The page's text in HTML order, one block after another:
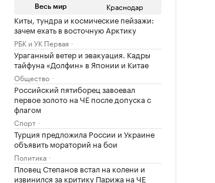
Весь мир Краснодар
Киты, тундра и космические пейзажи:
зачем ехать в восточную Арктику
РБК и УК Первая
Ураганный ветер и эвакуация. Кадры
тайфуна «Долфин» в Японии и Китае
Общество
Российский пятиборец завоевал
первое золото на ЧЕ после допуска с
флагом
Спорт
Турция предложила России и Украине
объявить мораторий на бои
Политика
Пловец Степанов встал на колени и
извинился за критику Парижа на ЧЕ